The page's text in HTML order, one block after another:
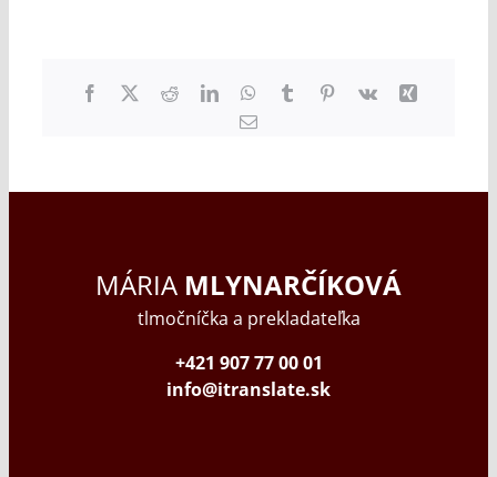
Facebook
X RedditLinkedInWhatsApp
TumblrPinterest
Vk
Xing
Email
MÁRIA MLYNARČÍKOVÁ
tlmočníčka a prekladateľka
+421 907 77 00 01
info@itranslate.sk